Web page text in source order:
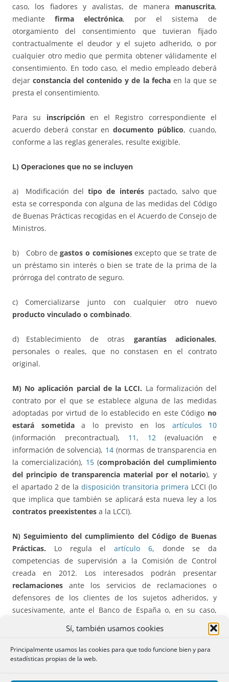
Sí, también usamos cookies
Principalmente usamos las cookies para que todo funcione bien y para
estadísticas propias de la web.
caso, los fiadores y avalistas, de manera manuscrita,
mediante firma electrónica, por el sistema de
otorgamiento del consentimiento que tuvieran fijado
contractualmente el deudor y el sujeto adherido, o por
cualquier otro medio que permita obtener válidamente el
consentimiento. En todo caso, el medio empleado deberá
dejarconstancia del contenido y de la fechaen la que se
presta el consentimiento.
Para su inscripciónen el Registro correspondiente el
acuerdo deberá constar endocumento público, cuando,
conforme a las reglas generales, resulte exigible.
L) Operaciones que no se incluyen
a) Modificación deltipo de interéspactado, salvo que
esta se corresponda con alguna de las medidas del Código
de Buenas Prácticas recogidas en el Acuerdo de Consejo de
Ministros.
b) Cobro degastos o comisionesexcepto que se trate de
un préstamo sin interés o bien se trate de la prima de la
prórroga del contrato de seguro.
c) Comercializarse junto con cualquier otro nuevo
producto vinculado o combinado.
d) Establecimiento de otras garantías adicionales,
personales o reales, que no constasen en el contrato
original.
M) No aplicación parcial de la LCCI. La formalización del
contrato por el que se establece alguna de las medidas
adoptadas por virtud de lo establecido en este Código no
estará sometidaa lo previsto en los artículos 10
(información precontractual), 11 , 12(evaluación e
información de solvencia), 14 (normas de transparencia en
la comercialización), 15 (comprobación del cumplimiento
del principio de transparencia material por el notario), y
el apartado 2 de la disposición transitoria primera LCCI (lo
que implica que también se aplicará esta nueva ley a los
contratos preexistentes a la LCCI).
N) Seguimiento del cumplimiento del Código de Buenas
Prácticas. Lo regula el artículo 6, donde se da
competencias de supervisión a la Comisión de Control
creada en 2012. Los interesados podrán presentar
reclamaciones ante los servicios de reclamaciones o
defensores de los clientes de los sujetos adheridos, y
sucesivamente, ante el Banco de España o, en su caso,
órgano especializado. La Comisión de control podrá
resolver consultas interpretativas sobre este Código de
Buenas Prácticas.